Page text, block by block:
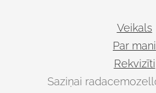
Veikals
Par mani
Rekvizīti
Saziņai